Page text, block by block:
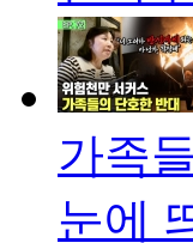
가족
눈에